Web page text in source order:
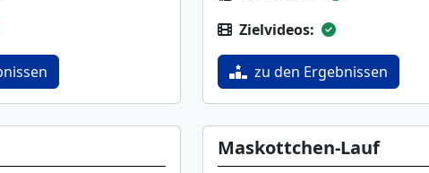
Zielvideos:
zu den Ergebnissen
Maskottchen-Lauf